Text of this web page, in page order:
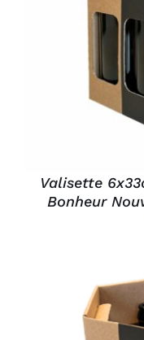
Valisette
Bonheur